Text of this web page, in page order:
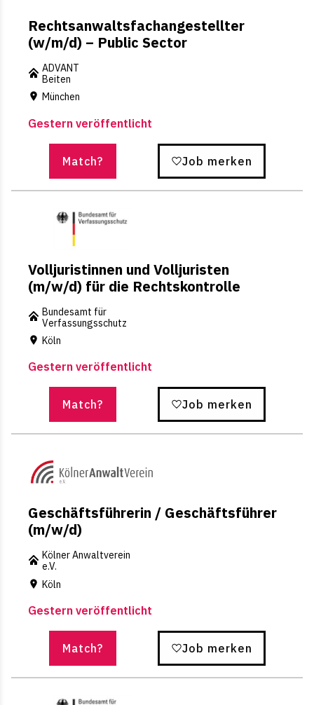
Rechtsanwaltsfachangestellter
(w/m/d) – Public Sector
ADVANT
Beiten
München
Gestern veröffentlicht
Match? Job merken
Volljuristinnen und Volljuristen
(m/w/d) für die Rechtskontrolle
Bundesamt für
Verfassungsschutz
Köln
Gestern veröffentlicht
Match? Job merken
Geschäftsführerin / Geschäftsführer
(m/w/d)
Kölner Anwaltverein
e.V.
Köln
Gestern veröffentlicht
Match? Job merken